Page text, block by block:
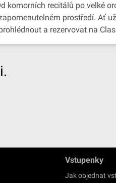
komorních recitálů po velké
prostředí. Ať
a rezervovat na
Vstupenky
Jak objednat